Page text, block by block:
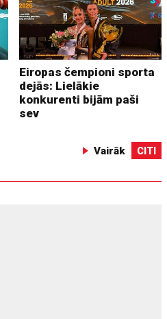
Eiropas čempioni sporta
dejās: Lielākie
konkurenti bijām paši
sev
Vairāk CITI